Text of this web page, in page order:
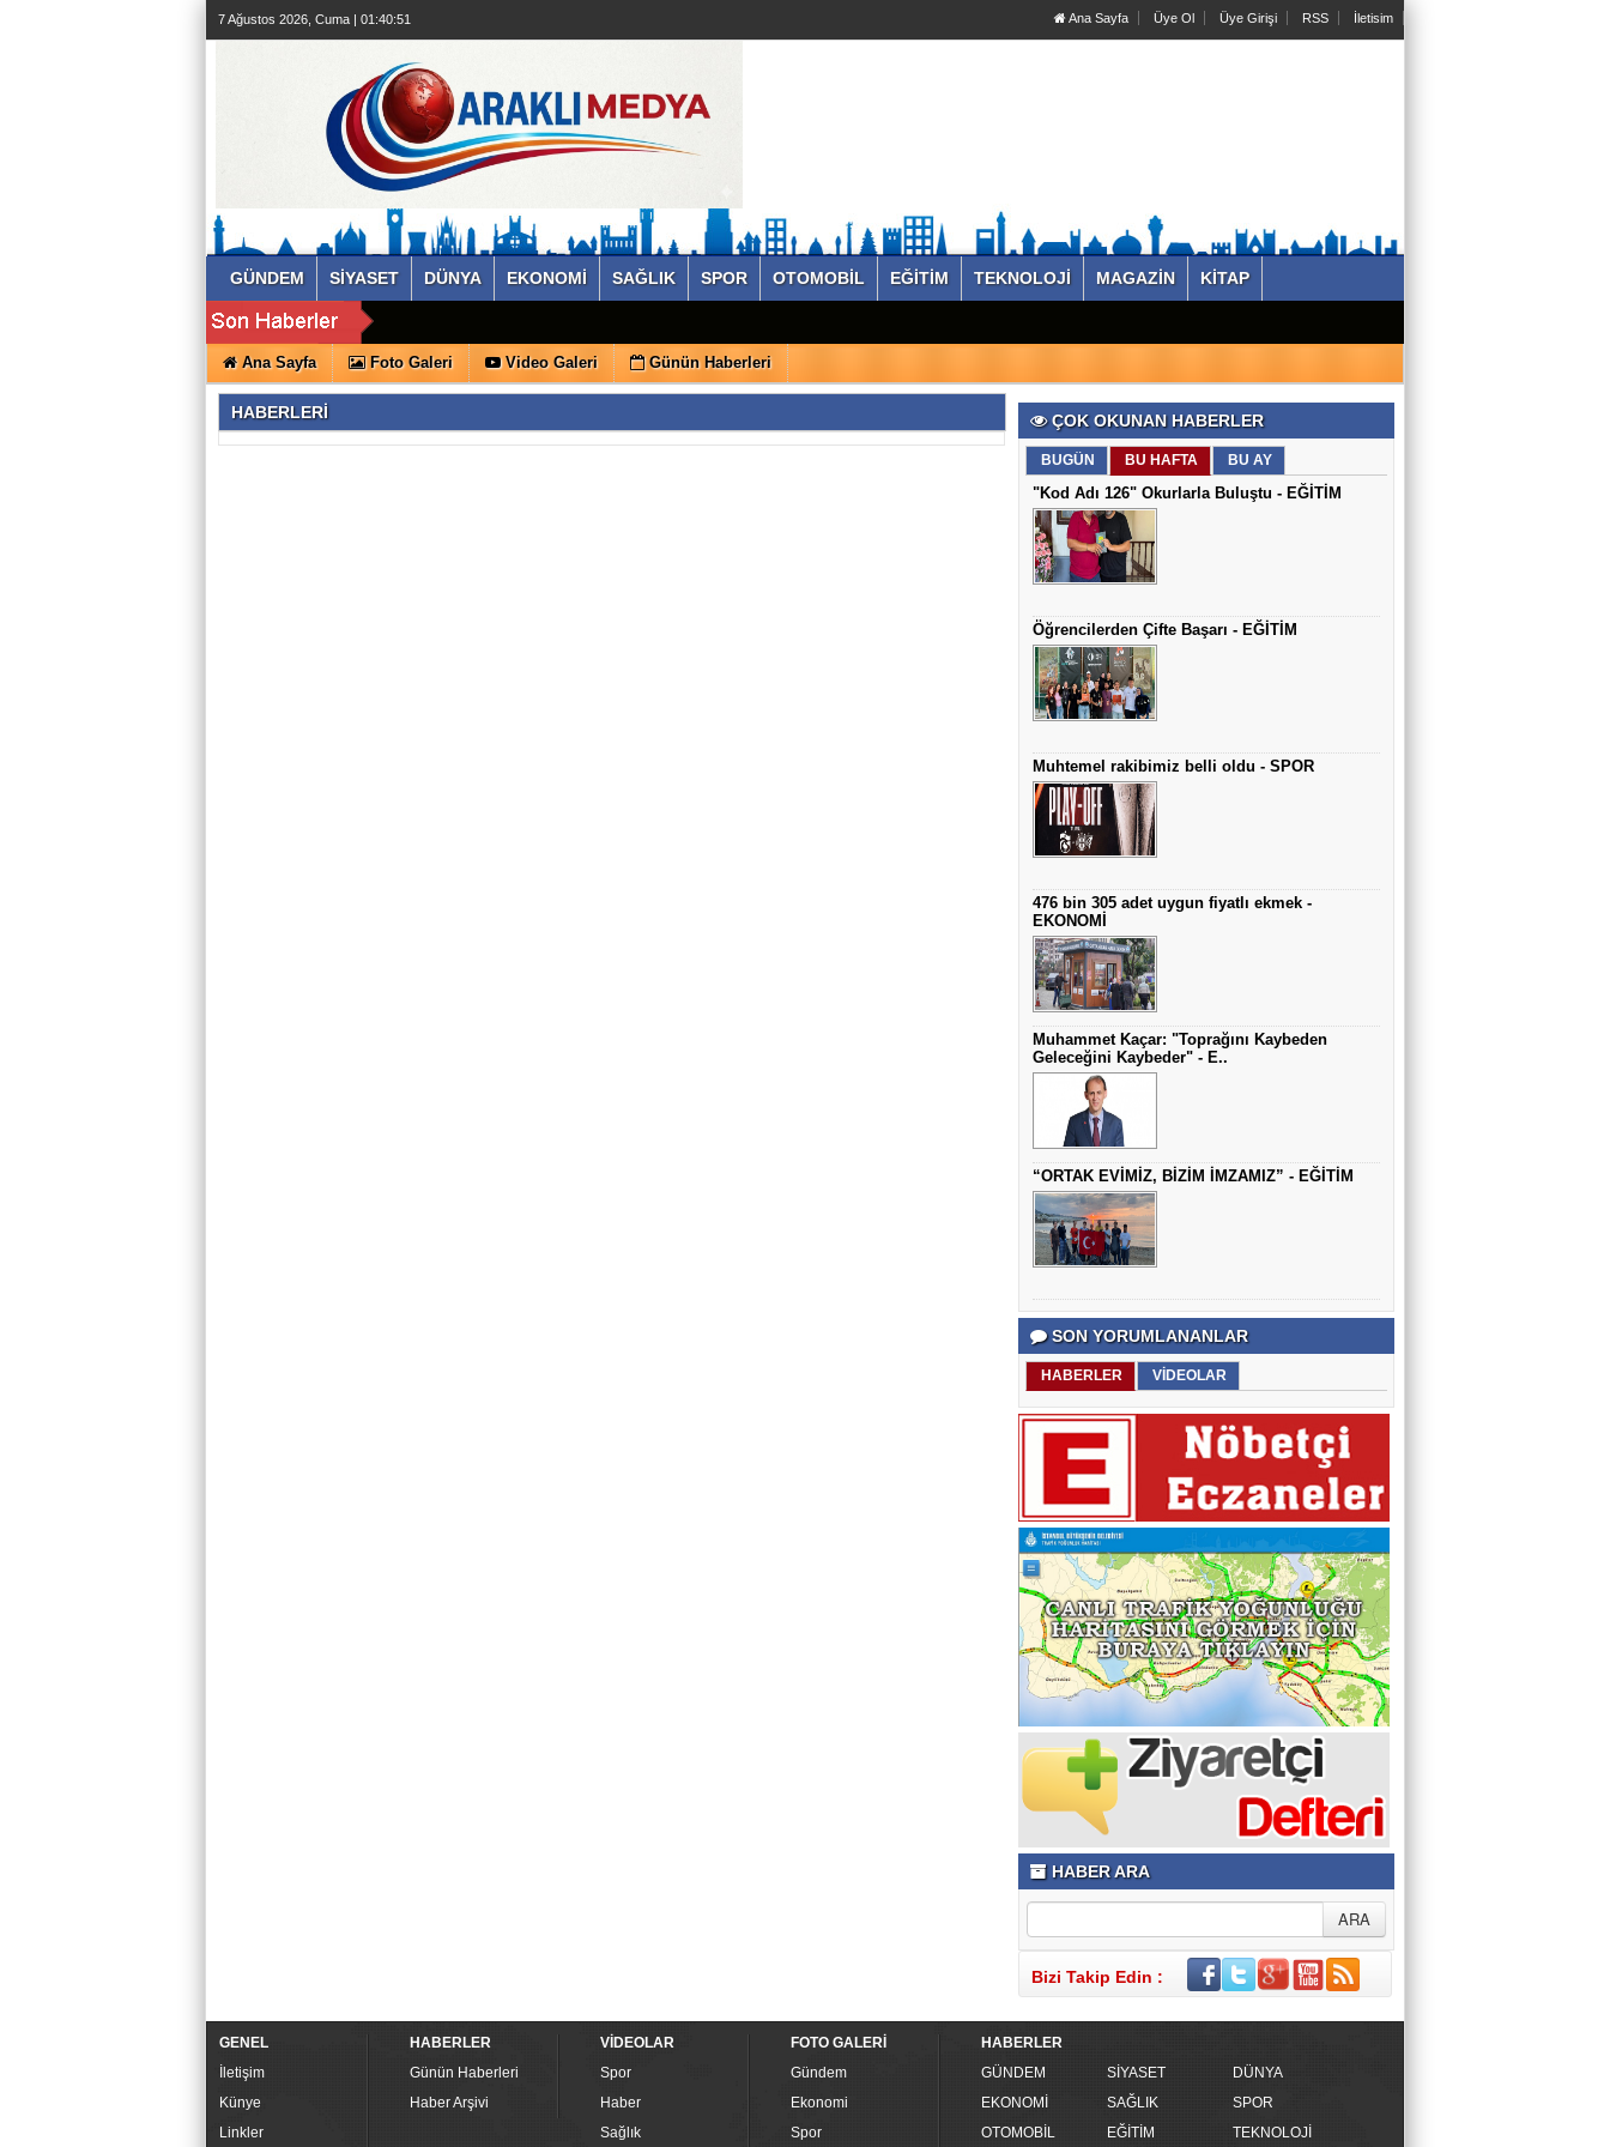
7 Ağustos 2026, Cuma | 01:40:51 Ana Sayfa Üye Ol Üye Girişi RSS İletisim
GÜNDEM SİYASET DÜNYA EKONOMİ SAĞLIK SPOR OTOMOBİL EĞİTİM TEKNOLOJİ MAGAZİN KİTAP
Ana Sayfa Foto Galeri Video Galeri Günün Haberleri
ÇOK OKUNAN HABERLER
BUGÜN BU HAFTA BU AY
"Kod Adı 126" Okurlarla Buluştu - EĞİTİM
Öğrencilerden Çifte Başarı - EĞİTİM
Muhtemel rakibimiz belli oldu - SPOR
476 bin 305 adet uygun fiyatlı ekmek -
EKONOMİ
Muhammet Kaçar: "Toprağını Kaybeden
Geleceğini Kaybeder" - E..
“ORTAK EVİMİZ, BİZİM İMZAMIZ” - EĞİTİM
SON YORUMLANANLAR
HABERLER VİDEOLAR
HABER ARA
Bizi Takip Edin :
HABERLERİ
GENEL
İletişim
Künye
Linkler
HABERLER
Günün Haberleri
Haber Arşivi
VİDEOLAR
Spor
Haber
Sağlık
FOTO GALERİ
Gündem
Ekonomi
Spor
HABERLER
GÜNDEM
SİYASET
DÜNYA
EKONOMİ
SAĞLIK
SPOR
OTOMOBİL
EĞİTİM TEKNOLOJİ